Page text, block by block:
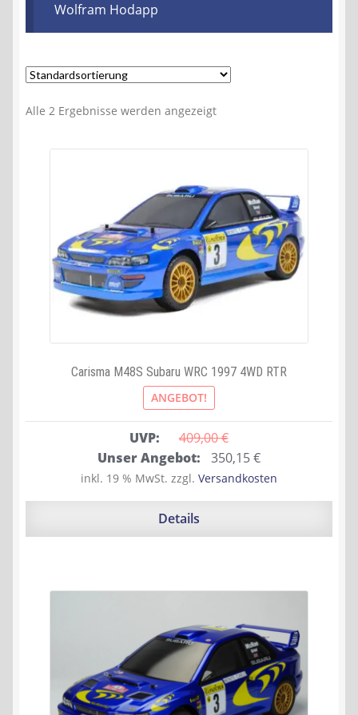
Wolfram Hodapp
Alle 2 Ergebnisse werden angezeigt
Carisma M48S Subaru WRC 1997 4WD RTR
ANGEBOT!
UVP: 409,00 €
Ursprünglicher
Preis
war:
Unser Angebot: 350,15€Aktueller
Preis
ist:
inkl. 19 % MwSt. zzgl. Versandkosten
Details